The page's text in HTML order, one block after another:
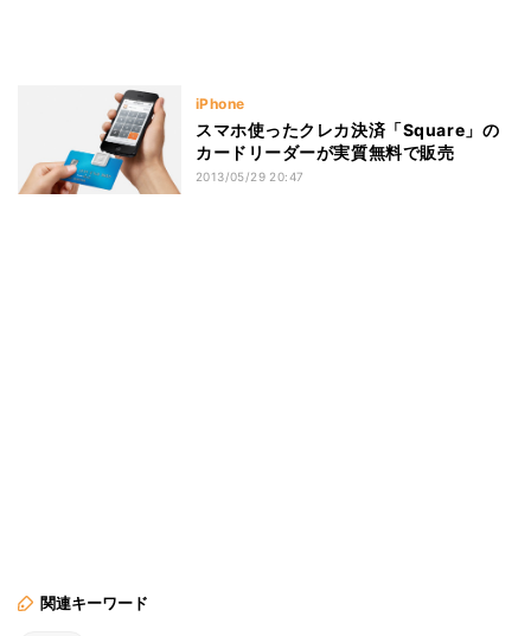
iPhone
スマホ使ったクレカ決済「Square」の
カードリーダーが実質無料で販売
2013/05/29 20:47
関連キーワード